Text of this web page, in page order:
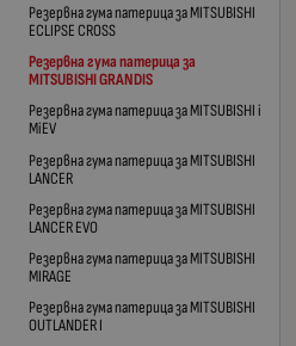
Резервна гума патерица за MITSUBISHI
ECLIPSE CROSS
Резервна гума патерица за
MITSUBISHI GRANDIS
Резервна гума патерица за MITSUBISHI i
MiEV
Резервна гума патерица за MITSUBISHI
LANCER
Резервна гума патерица за MITSUBISHI
LANCER EVO
Резервна гума патерица за MITSUBISHI
MIRAGE
Резервна гума патерица за MITSUBISHI
OUTLANDER I